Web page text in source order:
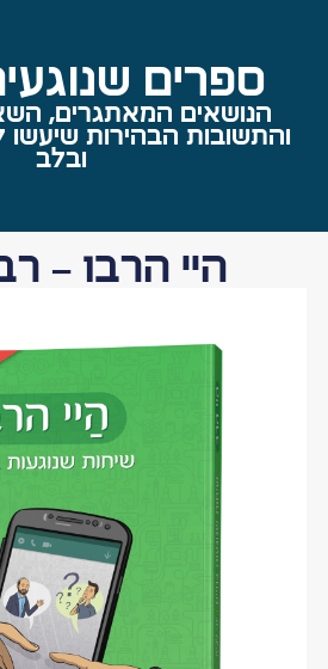
ספרים
הנושאים המאתגרים,
והתשובות הבהירות
ובלב
היי הרב1 – רב מכר!